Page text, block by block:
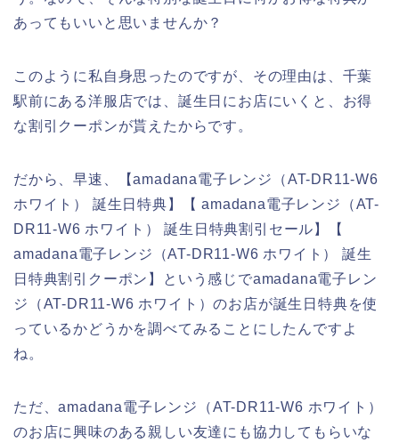
あってもいいと思いませんか？
このように私自身思ったのですが、その理由は、千葉
駅前にある洋服店では、誕生日にお店にいくと、お得
な割引クーポンが貰えたからです。
だから、早速、【amadana電子レンジ（AT-DR11-W6
ホワイト） 誕生日特典】【 amadana電子レンジ（AT-
DR11-W6 ホワイト） 誕生日特典割引セール】【
amadana電子レンジ（AT-DR11-W6 ホワイト） 誕生
日特典割引クーポン】という感じでamadana電子レン
ジ（AT-DR11-W6 ホワイト）のお店が誕生日特典を使
っているかどうかを調べてみることにしたんですよ
ね。
ただ、amadana電子レンジ（AT-DR11-W6 ホワイト）
のお店に興味のある親しい友達にも協力してもらいな